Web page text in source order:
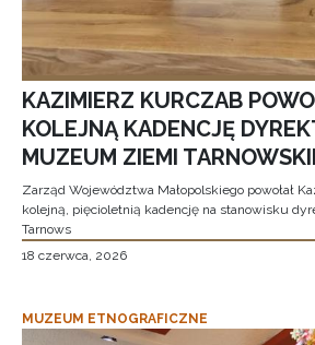
KAZIMIERZ KURCZAB
KOLEJNĄ KADENCJĘ
MUZEUM ZIEMI
Zarząd Województwa Małopolskiego powołał
kolejną, pięcioletnią kadencję na stanowisku
Tarnows
18 czerwca, 2026
MUZEUM ETNOGRAFICZNE